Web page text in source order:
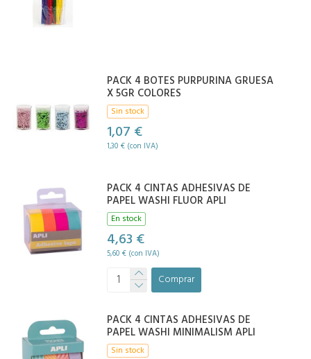
PACK 4 BOTES PURPURINA GRUESA
X 5GR COLORES
Sin stock
1,07 €
1,30 € (con IVA)
PACK 4 CINTAS ADHESIVAS DE
PAPEL WASHI FLUOR APLI
En stock
4,63 €
5,60 € (con IVA)
Comprar
PACK 4 CINTAS ADHESIVAS DE
PAPEL WASHI MINIMALISM APLI
Sin stock